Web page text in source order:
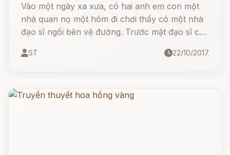
Vào một ngày xa xưa, có hai anh em con một
nhà quan nọ một hôm đi chơi thấy có một nhà
đạo sĩ ngồi bên vệ đường. Trước mặt đạo sĩ có
Hai anh em sán lại xem và hỏi:
ST 22/10/2017